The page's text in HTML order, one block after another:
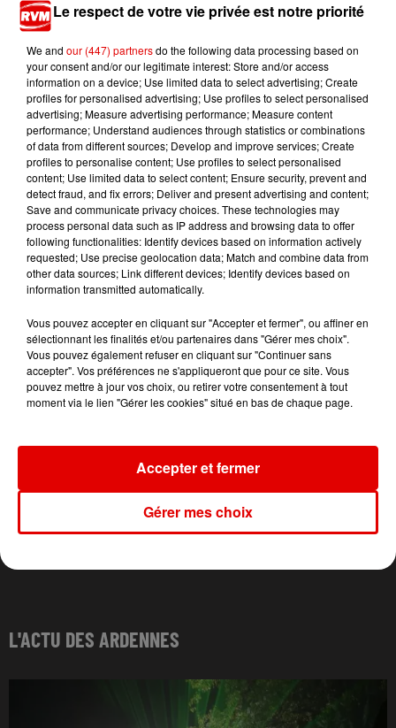
TITRES DIFFUSÉS
4h50
4h50
LUCENZO
Limencello
4h46
4h46
KYGO
Stargazing
4h43
4h43
HELENA
Tout A Change
L'ACTU DES ARDENNES
Le respect de votre vie privée est notre priorité
We and our (447) partnersdo the following data processing based on
your consent and/or our legitimate interest: Store and/or access
information on a device; Use limited data to select advertising; Create
profiles for personalised advertising; Use profiles to select personalised
advertising; Measure advertising performance; Measure content
performance; Understand audiences through statistics or combinations
of data from different sources; Develop and improve services; Create
profiles to personalise content; Use profiles to select personalised
content; Use limited data to select content; Ensure security, prevent and
detect fraud, and fix errors; Deliver and present advertising and content;
Save and communicate privacy choices. These technologies may
process personal data such as IP address and browsing data to offer
following functionalities: Identify devices based on information actively
requested; Use precise geolocation data; Match and combine data from
other data sources; Link different devices; Identify devices based on
information transmitted automatically.
Vous pouvez accepter en cliquant sur "Accepter et fermer", ou affiner en
sélectionnant les finalités et/ou partenaires dans "Gérer mes choix".
Vous pouvez également refuser en cliquant sur "Continuer sans
accepter". Vos préférences ne s'appliqueront que pour ce site. Vous
pouvez mettre à jour vos choix, ou retirer votre consentement à tout
moment via le lien "Gérer les cookies" situé en bas de chaque page.
Gérer mes choix
Accepter et fermer